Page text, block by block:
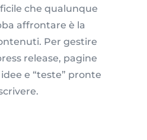
che qualunque
affrontare è la
Per gestire
release, pagine
e “teste” pronte